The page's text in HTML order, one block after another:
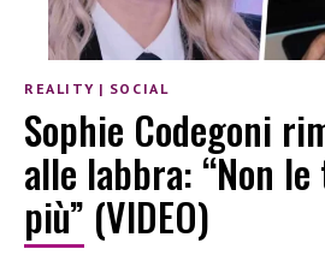
REALITY | SOCIAL
Sophie Codegoni
alle labbra: “Non
più” (VIDEO)